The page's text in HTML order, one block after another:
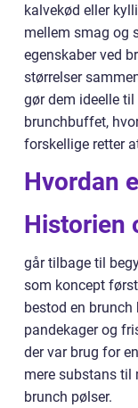
kalvekød eller
mellem smag og
egenskaber ved
størrelser
gør dem ideelle
brunchbuffet,
forskellige retter
Hvordan
Historien
går tilbage til
som koncept
bestod en
pandekager og
der var brug for
mere substans
brunch pølser.